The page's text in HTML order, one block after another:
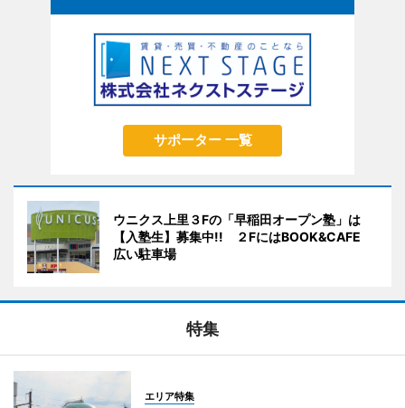
サポーター 一覧
ウニクス上里３Fの「早稲田オープン塾」は
【入塾生】募集中!! ２FにはBOOK&CAFE
広い駐車場
特集
エリア特集